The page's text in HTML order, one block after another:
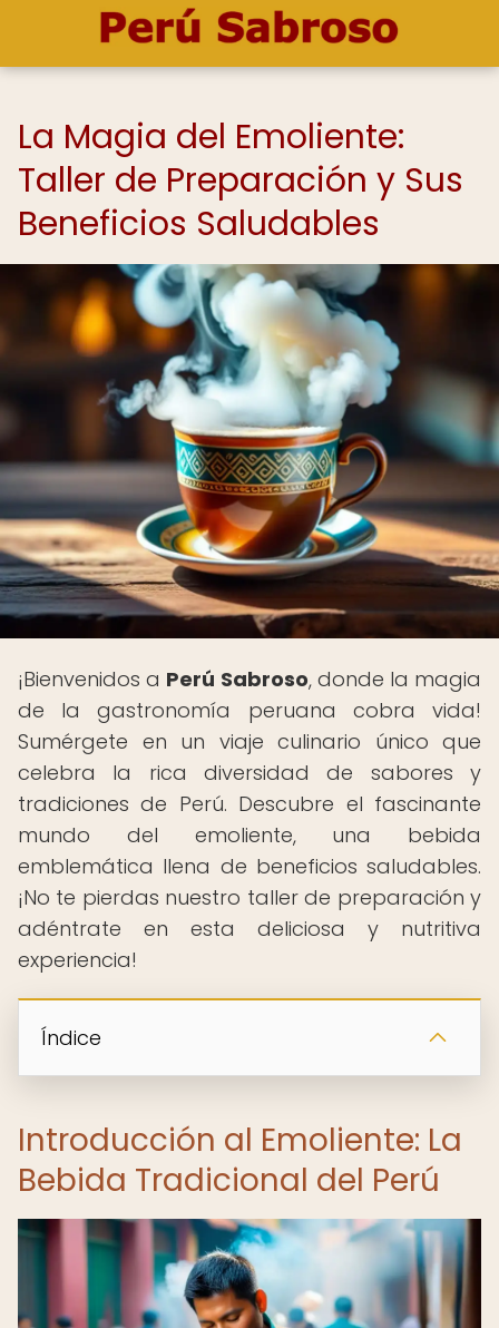
La Magia del Emoliente:
Taller de Preparación y Sus
Beneficios Saludables
¡Bienvenidos a Perú Sabroso, donde la magia
de la gastronomía peruana cobra vida!
Sumérgete en un viaje culinario único que
celebra la rica diversidad de sabores y
tradiciones de Perú. Descubre el fascinante
mundo del emoliente, una bebida
emblemática llena de beneficios saludables.
¡No te pierdas nuestro taller de preparación y
adéntrate en esta deliciosa y nutritiva
experiencia!
Índice
Introducción al Emoliente: La
Bebida Tradicional del Perú